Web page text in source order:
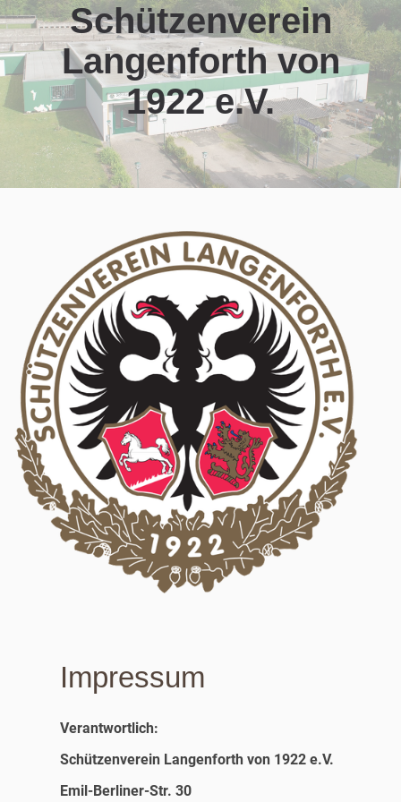
Schützenverein
Langenforth von
1922 e.V.
Impressum
Verantwortlich:
Schützenverein Langenforth von 1922 e.V.
Emil-Berliner-Str. 30